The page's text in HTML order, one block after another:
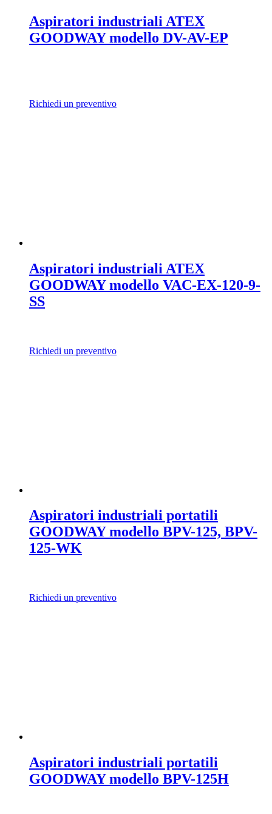
Aspiratori industriali ATEX
GOODWAY modello DV-AV-EP
Richiedi un preventivo
Aspiratori industriali ATEX
GOODWAY modello VAC-EX-120-9-
SS
Richiedi un preventivo
Aspiratori industriali portatili
GOODWAY modello BPV-125, BPV-
125-WK
Richiedi un preventivo
Aspiratori industriali portatili
GOODWAY modello BPV-125H